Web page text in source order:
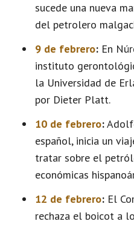
sucede una nueva
del petrolero
9 de febrero: En
instituto
la Universidad de
por Dieter Platt.
10 de febrero:
español, inicia un
tratar sobre el
económicas
12 de febrero: El
rechaza el boicot a